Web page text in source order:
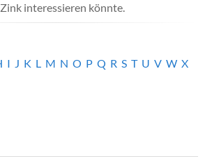
interessieren könnte.
I J K L M N O P Q R S T U V W X